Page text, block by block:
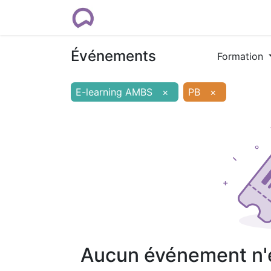
Événements Formation
E-learning AMBS × PB ×
Aucun événement